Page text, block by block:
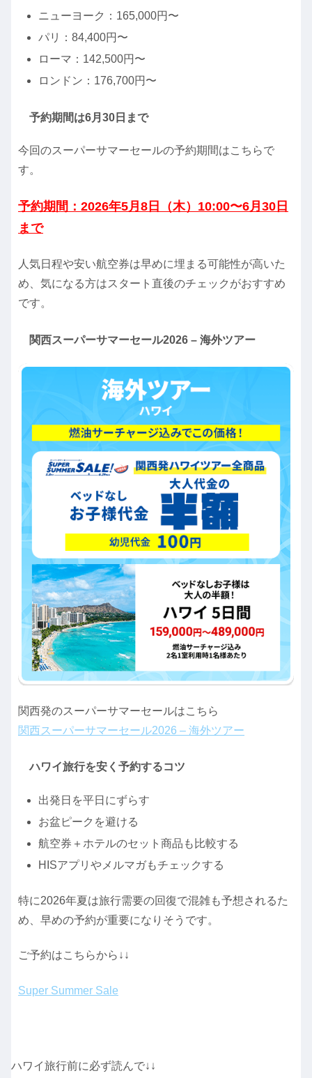
ニューヨーク：165,000円〜
パリ：84,400円〜
ローマ：142,500円〜
ロンドン：176,700円〜
予約期間は6月30日まで
今回のスーパーサマーセールの予約期間はこちらで
す。
予約期間：2026年5月8日（木）10:00〜6月30日
まで
人気日程や安い航空券は早めに埋まる可能性が高いた
め、気になる方はスタート直後のチェックがおすすめ
です。
関西スーパーサマーセール2026 – 海外ツアー
関西発のスーパーサマーセールはこちら
関西スーパーサマーセール2026 – 海外ツアー
ハワイ旅行を安く予約するコツ
出発日を平日にずらす
お盆ピークを避ける
航空券＋ホテルのセット商品も比較する
HISアプリやメルマガもチェックする
特に2026年夏は旅行需要の回復で混雑も予想されるた
め、早めの予約が重要になりそうです。
ご予約はこちらから↓↓
Super Summer Sale
ハワイ旅行前に必ず読んで↓↓